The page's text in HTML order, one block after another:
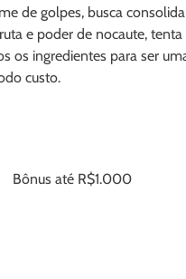
de golpes, busca
e poder de nocaute,
os ingredientes para ser
custo.
Bônus até R$1.000